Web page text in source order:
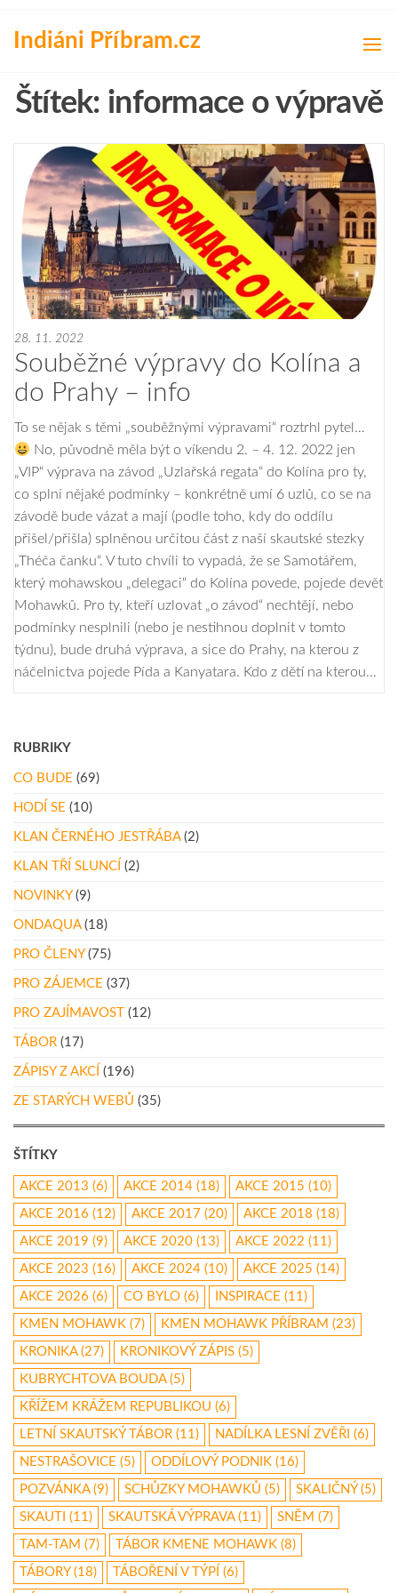
obsahIndiáni Příbram.cz
Štítek: informace o výpravě
28. 11. 2022
Souběžné výpravy do Kolína a
do Prahy – info
To se nějak s těmi „souběžnými výpravami“ roztrhl pytel…
No, původně měla být o víkendu 2. – 4. 12. 2022 jen
„VIP“ výprava na závod „Uzlařská regata“ do Kolína pro ty,
co splní nějaké podmínky – konkrétně umí 6 uzlů, co se na
závodě bude vázat a mají (podle toho, kdy do oddílu
přišel/přišla) splněnou určitou část z naší skautské stezky
„Théča čanku“. V tuto chvíli to vypadá, že se Samotářem,
který mohawskou „delegaci“ do Kolína povede, pojede devět
Mohawků. Pro ty, kteří uzlovat „o závod“ nechtějí, nebo
podmínky nesplnili (nebo je nestihnou doplnit v tomto
týdnu), bude druhá výprava, a sice do Prahy, na kterou z
náčelnictva pojede Pída a Kanyatara. Kdo z dětí na kterou…
RUBRIKY
CO BUDE (69)
HODÍ SE (10)
KLAN ČERNÉHO JESTŘÁBA(2)
KLAN TŘÍ SLUNCÍ (2)
NOVINKY(9)
ONDAQUA(18)
PRO ČLENY(75)
PRO ZÁJEMCE (37)
PRO ZAJÍMAVOST (12)
TÁBOR (17)
ZÁPISY Z AKCÍ (196)
ZE STARÝCH WEBŮ (35)
ŠTÍTKY
AKCE 2013 (6) AKCE 2014 (18) AKCE 2015 (10)
AKCE 2016 (12) AKCE 2017 (20) AKCE 2018 (18)
AKCE 2019 (9) AKCE 2020 (13) AKCE 2022 (11)
AKCE 2023 (16) AKCE 2024 (10) AKCE 2025 (14)
AKCE 2026 (6) CO BYLO (6) INSPIRACE (11)
KMEN MOHAWK (7) KMEN MOHAWK PŘÍBRAM (23)
KRONIKA(27) KRONIKOVÝ ZÁPIS (5)
KUBRYCHTOVA BOUDA(5)
KŘÍŽEM KRÁŽEM REPUBLIKOU (6)
LETNÍ SKAUTSKÝ TÁBOR (11) NADÍLKA LESNÍ ZVĚŘI (6)
NESTRAŠOVICE (5) ODDÍLOVÝ PODNIK (16)
POZVÁNKA(9) SCHŮZKY MOHAWKŮ (5) SKALIČNÝ(5)
SKAUTI (11) SKAUTSKÁ VÝPRAVA(11) SNĚM (7)
TAM-TAM (7) TÁBOR KMENE MOHAWK (8)
TÁBORY(18) TÁBOŘENÍ V TÝPÍ (6)